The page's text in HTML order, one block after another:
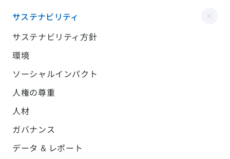
サステナビリティ
サステナビリティ方針
環境
ソーシャルインパクト
人権の尊重
人材
ガバナンス
データ & レポート